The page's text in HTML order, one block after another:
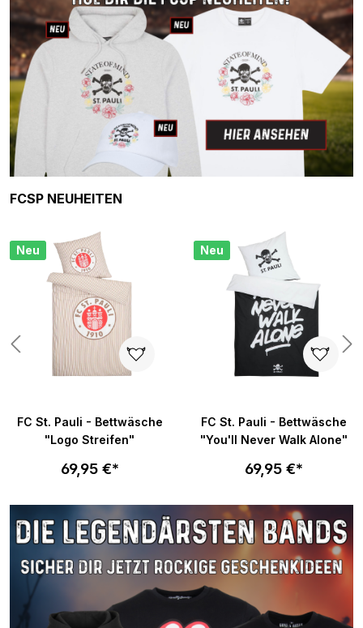
Produktgalerie überspringen
FCSP NEUHEITEN
von 5 Sternen
Neu
FC St. Pauli - Bettwäsche
"Logo Streifen"
69,95 €*
Neu
FC St. Pauli - Bettwäsche
"You'll Never Walk Alone"
69,95 €*